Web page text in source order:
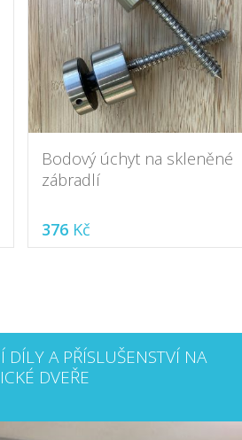
Bodový úchyt na skleněné
zábradlí
376 Kč
DÍLY A PŘÍSLUŠENSTVÍ NA
DVEŘE